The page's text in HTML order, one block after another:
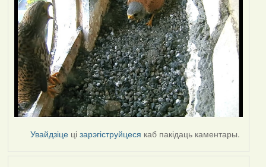
Увайдзіце цізарэгіструйцеся каб пакідаць каментары.